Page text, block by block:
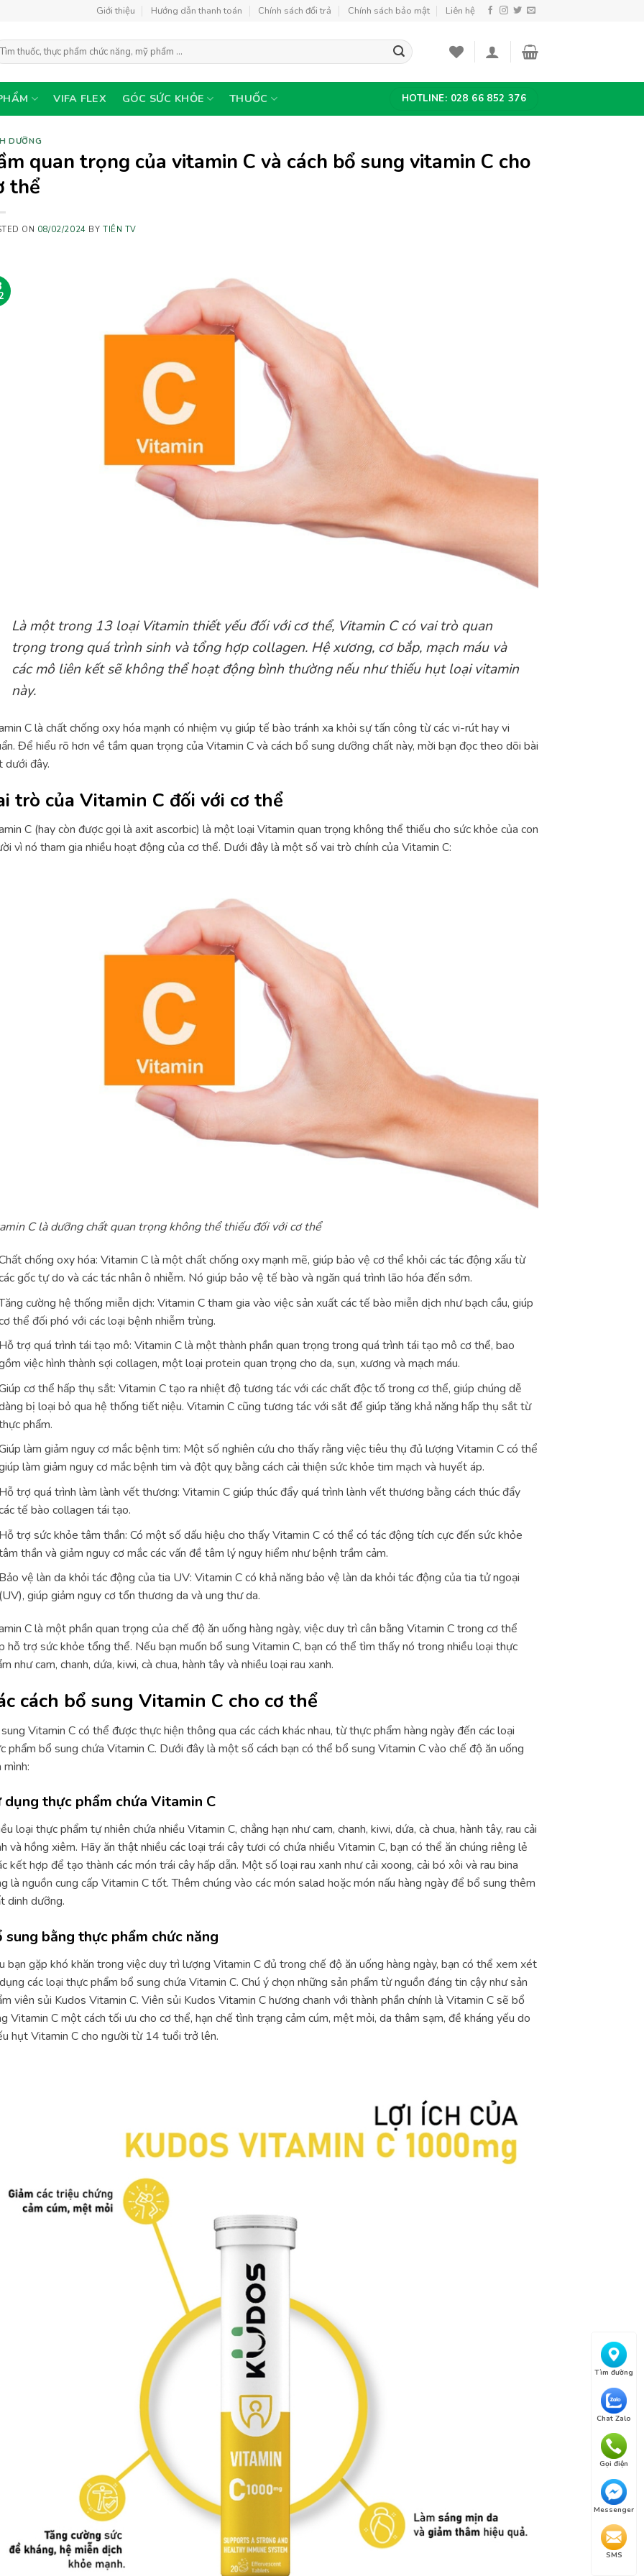
Tìm đường
Chat Zalo
Gọi điện
Messenger
SMS
Giới thiệu Hướng dẫn thanh toán Chính sách đổi trả Chính sách bảo mật Liên hệ
VIFA FLEX GÓC SỨC KHỎE THUỐC HOTLINE: 028 66 852 376
DƯỠNG
quan trọng của vitamin C và cách bổ sung vitamin C cho
thể
ON 08/02/2024 BY TIÊN TV
Là một trong 13 loại Vitamin thiết yếu đối với cơ thể, Vitamin C có vai trò quan
trọng trong quá trình sinh và tổng hợp collagen. Hệ xương, cơ bắp, mạch máu và
các mô liên kết sẽ không thể hoạt động bình thường nếu như thiếu hụt loại vitamin
này.
C là chất chống oxy hóa mạnh có nhiệm vụ giúp tế bào tránh xa khỏi sự tấn công từ các vi-rút hay vi
Để hiểu rõ hơn về tầm quan trọng của Vitamin C và cách bổ sung dưỡng chất này, mời bạn đọc theo dõi bài
dưới đây.
trò của Vitamin C đối với cơ thể
C (hay còn được gọi là axit ascorbic) là một loại Vitamin quan trọng không thể thiếu cho sức khỏe của con
vì nó tham gia nhiều hoạt động của cơ thể. Dưới đây là một số vai trò chính của Vitamin C:
C là dưỡng chất quan trọng không thể thiếu đối với cơ thể
chống oxy hóa: Vitamin C là một chất chống oxy mạnh mẽ, giúp bảo vệ cơ thể khỏi các tác động xấu từ
gốc tự do và các tác nhân ô nhiễm. Nó giúp bảo vệ tế bào và ngăn quá trình lão hóa đến sớm.
cường hệ thống miễn dịch: Vitamin C tham gia vào việc sản xuất các tế bào miễn dịch như bạch cầu, giúp
thể đối phó với các loại bệnh nhiễm trùng.
trợ quá trình tái tạo mô: Vitamin C là một thành phần quan trọng trong quá trình tái tạo mô cơ thể, bao
việc hình thành sợi collagen, một loại protein quan trọng cho da, sụn, xương và mạch máu.
cơ thể hấp thụ sắt: Vitamin C tạo ra nhiệt độ tương tác với các chất độc tố trong cơ thể, giúp chúng dễ
bị loại bỏ qua hệ thống tiết niệu. Vitamin C cũng tương tác với sắt để giúp tăng khả năng hấp thụ sắt từ
phẩm.
làm giảm nguy cơ mắc bệnh tim: Một số nghiên cứu cho thấy rằng việc tiêu thụ đủ lượng Vitamin C có thể
làm giảm nguy cơ mắc bệnh tim và đột quỵ bằng cách cải thiện sức khỏe tim mạch và huyết áp.
trợ quá trình làm lành vết thương: Vitamin C giúp thúc đẩy quá trình lành vết thương bằng cách thúc đẩy
tế bào collagen tái tạo.
trợ sức khỏe tâm thần: Có một số dấu hiệu cho thấy Vitamin C có thể có tác động tích cực đến sức khỏe
thần và giảm nguy cơ mắc các vấn đề tâm lý nguy hiểm như bệnh trầm cảm.
vệ làn da khỏi tác động của tia UV: Vitamin C có khả năng bảo vệ làn da khỏi tác động của tia tử ngoại
giúp giảm nguy cơ tổn thương da và ung thư da.
C là một phần quan trọng của chế độ ăn uống hàng ngày, việc duy trì cân bằng Vitamin C trong cơ thể
hỗ trợ sức khỏe tổng thể. Nếu bạn muốn bổ sung Vitamin C, bạn có thể tìm thấy nó trong nhiều loại thực
như cam, chanh, dứa, kiwi, cà chua, hành tây và nhiều loại rau xanh.
cách bổ sung Vitamin C cho cơ thể
Vitamin C có thể được thực hiện thông qua các cách khác nhau, từ thực phẩm hàng ngày đến các loại
phẩm bổ sung chứa Vitamin C. Dưới đây là một số cách bạn có thể bổ sung Vitamin C vào chế độ ăn uống
mình:
dụng thực phẩm chứa Vitamin C
loại thực phẩm tự nhiên chứa nhiều Vitamin C, chẳng hạn như cam, chanh, kiwi, dứa, cà chua, hành tây, rau cải
và hồng xiêm. Hãy ăn thật nhiều các loại trái cây tươi có chứa nhiều Vitamin C, bạn có thể ăn chúng riêng lẻ
kết hợp để tạo thành các món trái cây hấp dẫn. Một số loại rau xanh như cải xoong, cải bó xôi và rau bina
là nguồn cung cấp Vitamin C tốt. Thêm chúng vào các món salad hoặc món nấu hàng ngày để bổ sung thêm
dinh dưỡng.
sung bằng thực phẩm chức năng
bạn gặp khó khăn trong việc duy trì lượng Vitamin C đủ trong chế độ ăn uống hàng ngày, bạn có thể xem xét
các loại thực phẩm bổ sung chứa Vitamin C. Chú ý chọn những sản phẩm từ nguồn đáng tin cậy như sản
viên sủi Kudos Vitamin C. Viên sủi Kudos Vitamin C hương chanh với thành phần chính là Vitamin C sẽ bổ
Vitamin C một cách tối ưu cho cơ thể, hạn chế tình trạng cảm cúm, mệt mỏi, da thâm sạm, đề kháng yếu do
hụt Vitamin C cho người từ 14 tuổi trở lên.